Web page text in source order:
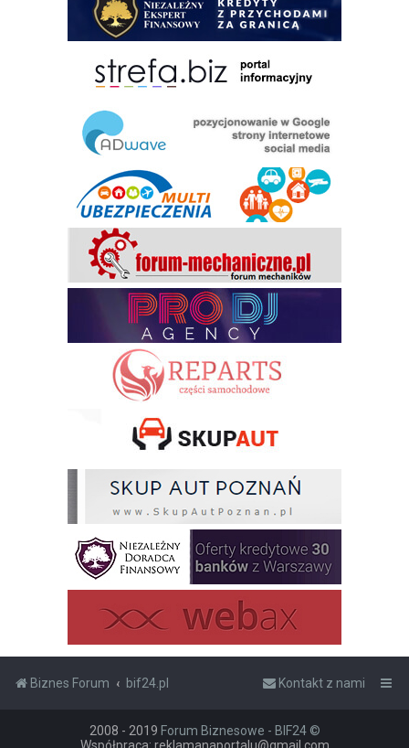
Biznes Forum bif24.pl Kontakt z nami
2008 - 2019 Forum Biznesowe - BIF24 ©